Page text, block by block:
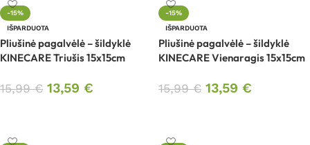
-15%
IŠPARDUOTA
Pliušinė pagalvėlė – šildyklė
KINECARE Triušis 15x15cm
15,99€ 13,59 €
-15%
IŠPARDUOTA
Pliušinė pagalvėlė – šildyklė
KINECARE Vienaragis 15x15cm
15,99€ 13,59 €